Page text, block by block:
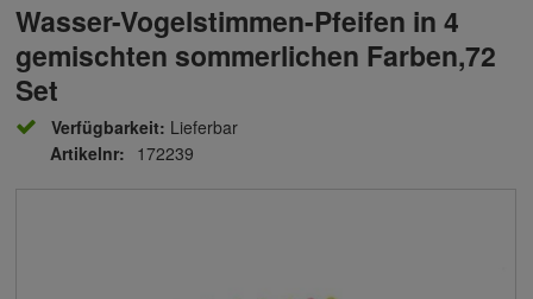
Wasser-Vogelstimmen-Pfeifen in 4
gemischten sommerlichen Farben,72
Set
Verfügbarkeit: Lieferbar
Artikelnr: 172239